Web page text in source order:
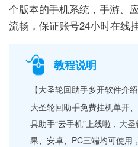
个版本的手机系统，手游、
流畅，保证账号24小时在线挂
教程说明
【大圣轮回助手多开软件介绍
大圣轮回助手免费挂机单开
具助手“云手机”上线啦， 大
果、安卓、PC三端均可使用